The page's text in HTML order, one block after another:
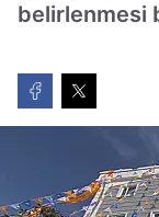
belirlenmesi